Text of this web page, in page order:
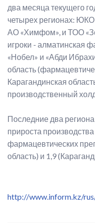
два месяца текущего
четырех регионах:
АО «Химфом», и ТОО
игроки - алматинская
«Нобел» и «Абди
область
Карагандинская
производственный
Последние два
прироста
фармацевтических
область) и 1,9
http://www.inform.kz/